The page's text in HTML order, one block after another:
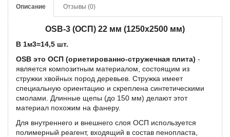
Описание Отзывы (0)
OSB-3 (ОСП) 22 мм (1250x2500 мм)
В 1м3=14,5 шт.
OSB это ОСП (ориетированно-стружечная плита) -
является композитным материалом, состоящим из
стружки хвойных пород деревьев. Стружка имеет
специальную ориентацию и скреплена синтетическими
смолами. Длинные щепы (до 150 мм) делают этот
материал похожим на фанеру.
Для внутреннего и внешнего слоя ОСП используется
полимерный реагент, входящий в состав пенопласта,